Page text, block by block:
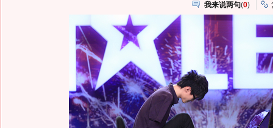
我来说两句(0)